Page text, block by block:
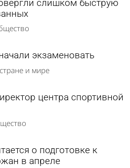
слишком быструю
экзаменовать
и мире
центра спортивной
о подготовке к
в апреле